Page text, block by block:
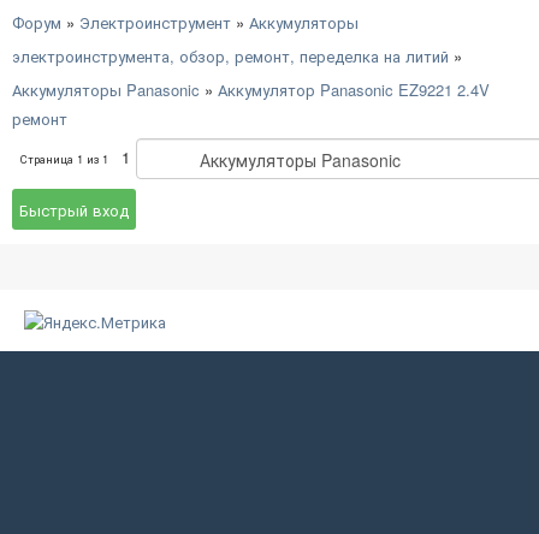
Форум » Электроинструмент » Аккумуляторы
электроинструмента, обзор, ремонт, переделка на литий »
Аккумуляторы Panasonic » Аккумулятор Panasonic EZ9221 2.4V
ремонт
Страница 1 из 1 1